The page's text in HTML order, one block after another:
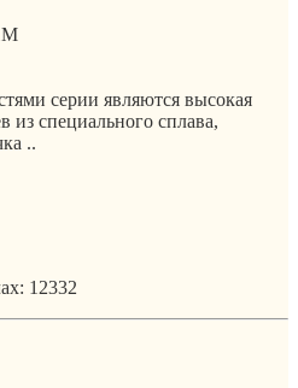
серии являются высокая
из специального сплава,
..
12332